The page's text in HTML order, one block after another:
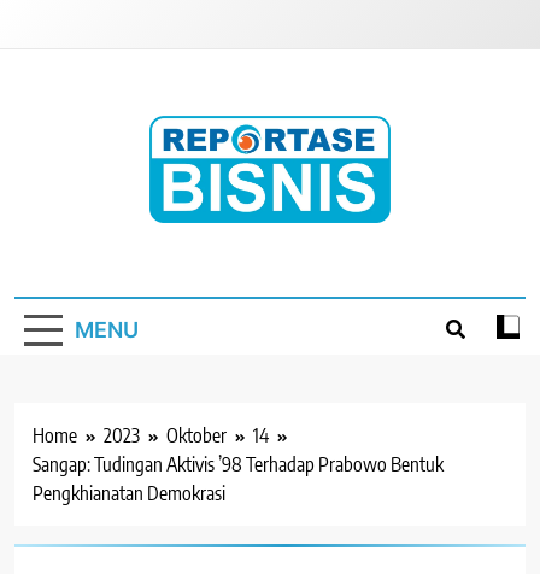
MENU
Home 2023 Oktober
14
Sangap: Tudingan Aktivis ’98 Terhadap Prabowo Bentuk
Pengkhianatan Demokrasi